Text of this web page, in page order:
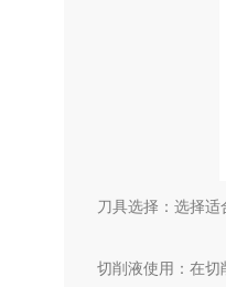
刀具选择：选择
切削液使用：在切